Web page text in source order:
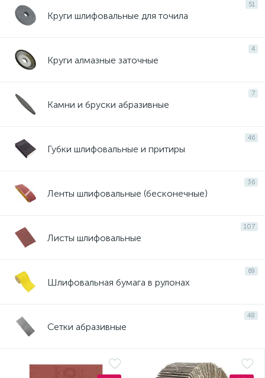
51
Круги шлифовальные для точила
4
Круги алмазные заточные
7
Камни и бруски абразивные
46
Губки шлифовальные и притиры
36
Ленты шлифовальные (бесконечные)
107
Листы шлифовальные
69
Шлифовальная бумага в рулонах
48
Сетки абразивные